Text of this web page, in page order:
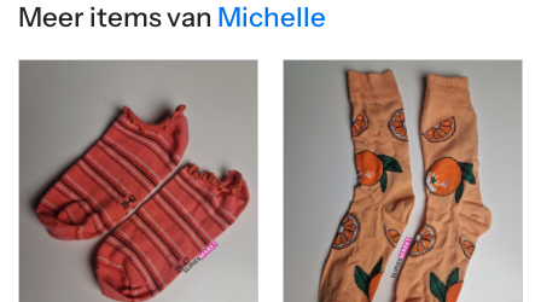
Meer items van Michelle